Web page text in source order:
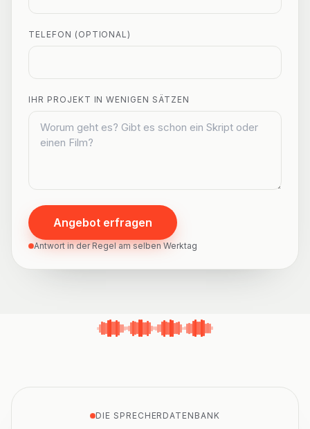
TELEFON (OPTIONAL)
IHR PROJEKT IN WENIGEN SÄTZEN
Angebot erfragen
Antwort in der Regel am selben Werktag
DIE SPRECHERDATENBANK